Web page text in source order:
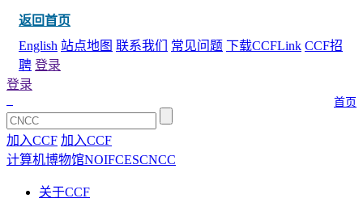
返回首页
English 站点地图 联系我们 常见问题 下载CCFLink CCF招
聘 登录
首页
登录
加入CCF 加入CCF
计算机博物馆NOIFCESCNCC
关于CCF